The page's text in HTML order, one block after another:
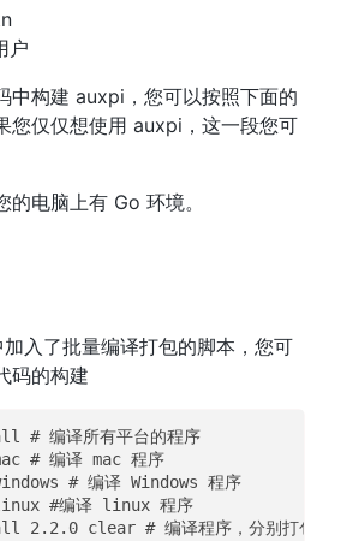
户
中构建 auxpi，您可以按照下面的
您仅仅想使用 auxpi，这一段您可
电脑上有 Go 环境。
入了批量编译打包的脚本，您可
码的构建
# 编译所有平台的程序
# 编译 mac 程序
# 编译 Windows 程序
#编译 linux 程序
clear # 编译程序，分别打包所有